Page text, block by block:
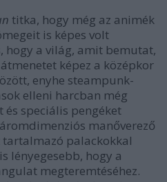
titka, hogy még az animék
is képes volt
hogy a világ, amit bemutat,
képez a középkor
enyhe steampunk-
elleni harcban még
speciális pengéket
manőverező
palackokkal
lényegesebb, hogy a
megteremtéséhez.